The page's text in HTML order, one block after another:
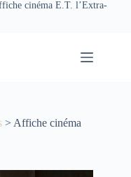
cinéma E.T. l’Extra-
> Affiche cinéma